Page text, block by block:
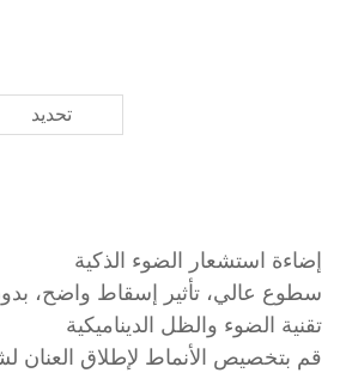
تحديد
إضاءة استشعار الضوء الذكية
سطوع عالي، تأثير إسقاط واضح،
تقنية الضوء والظل الديناميكية
قم بتخصيص الأنماط لإطلاق العنان